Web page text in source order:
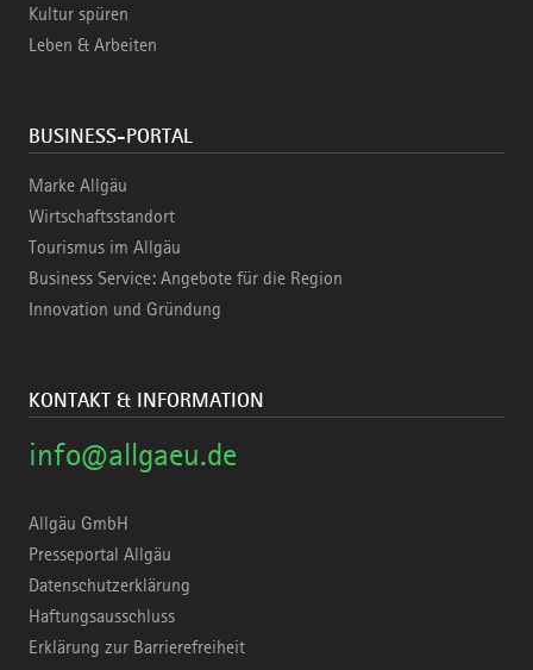
Kultur spüren
Leben & Arbeiten
BUSINESS-PORTAL
Marke Allgäu
Wirtschaftsstandort
Tourismus im Allgäu
Business Service: Angebote für die Region
Innovation und Gründung
KONTAKT & INFORMATION
info@allgaeu.de
Allgäu GmbH
Presseportal Allgäu
Datenschutzerklärung
Haftungsausschluss
Erklärung zur Barrierefreiheit